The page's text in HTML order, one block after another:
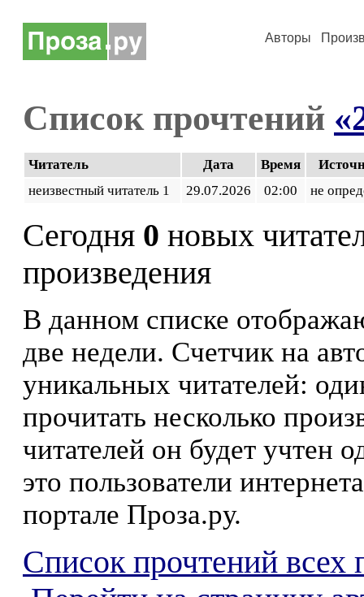
Авторы
Список прочтений
Читатель Дата Время
неизвестный читатель 1
29.07.2026 02:00 не
Сегодня 0 новых
произведения
В данном списке
две недели. Счетчик на
уникальных читателей:
прочитать несколько
читателей он будет учтен
это пользователи
портале Проза.ру.
Список прочтений всех